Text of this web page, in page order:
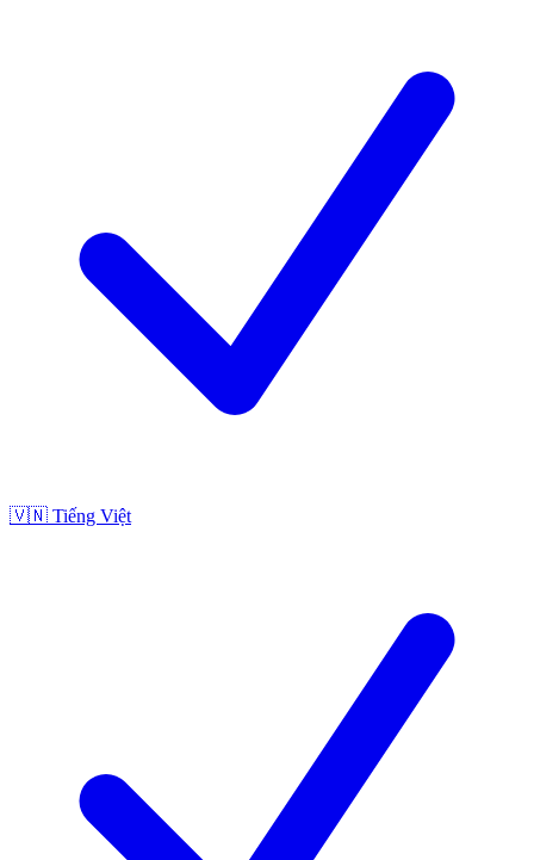
🇻🇳 Tiếng Việt